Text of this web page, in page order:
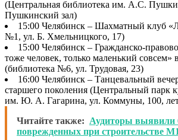
(Центральная библиотека им. А.С.
Пушкинский зал)
15:00 Челябинск – Шахматный клуб
№1, ул. Б. Хмельницкого, 17)
15:00 Челябинск – Гражданско-
тоже человек, только маленький совсем»
(библиотека №6, ул. Трудовая, 23)
16:00 Челябинск – Танцевальный
старшего поколения (Центральный парк
им. Ю. А. Гагарина, ул. Коммуны, 100,
Читайте также: Аудиторы выявили
поврежденных при строительстве